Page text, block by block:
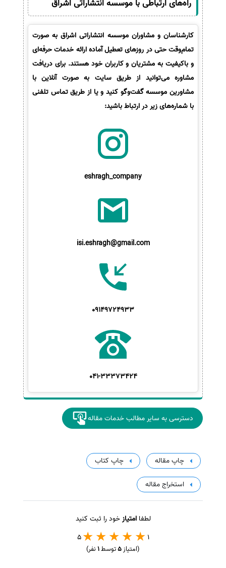
راه‌های ارتباطی با موسسه انتشاراتی اشراق
کارشناسان و مشاوران موسسه انتشاراتی اشراق به صورت
تمام‌وقت حتی در روزهای تعطیل آماده ارائه خدمات حرفه‌ای
و باکیفیت به مشتریان و کاربران خود هستند. برای دریافت
مشاوره می‌توانید از طریق سایت به صورت آنلاین با
مشاورین موسسه گفت‌وگو کنید و یا از طریق تماس تلفنی
با شماره‌های زیر در ارتباط باشید:
eshragh_company
isi.eshragh@gmail.com
09149724933
041-33373424
دسترسی به سایر مطالب خدمات مقاله
چاپ مقاله چاپ کتاب
استخراج مقاله
لطفاامتیازخود را ثبت کنید
1
5
(امتیاز5توسط1نفر)